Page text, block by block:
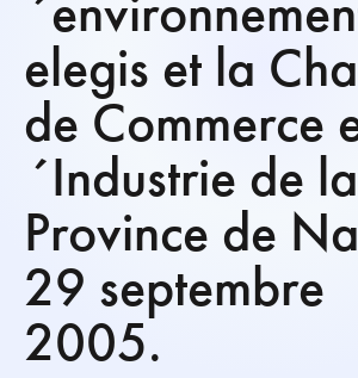
elegis et la
de Commerce
´Industrie de la
Province de
29 septembre
2005.